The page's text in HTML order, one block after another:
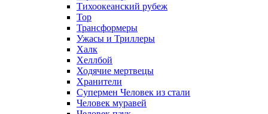
Тихоокеанский рубеж
Тор
Трансформеры
Ужасы и Триллеры
Халк
Хеллбой
Ходячие мертвецы
Хранители
Супермен Человек из стали
Человек муравей